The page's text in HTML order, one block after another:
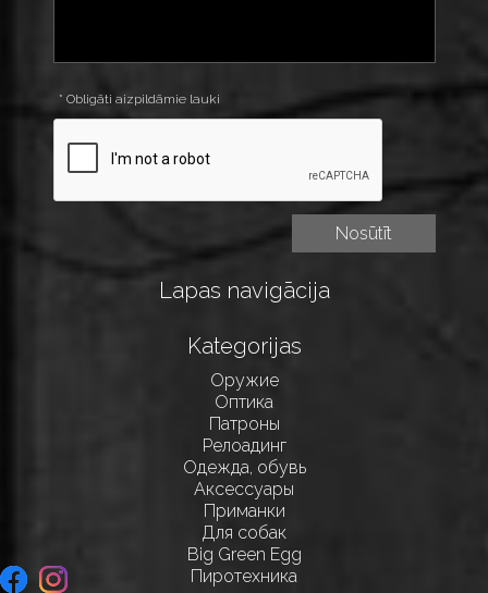
* Obligāti aizpildāmie lauki
Lapas navigācija
Kategorijas
Оружие
Оптика
Патроны
Релоадинг
Одежда, обувь
Аксессуары
Приманки
Для собак
Big Green Egg
Пиротехника